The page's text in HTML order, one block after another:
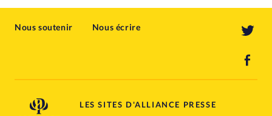
Nous soutenir Nous écrire
LES SITES D'ALLIANCE PRESSE